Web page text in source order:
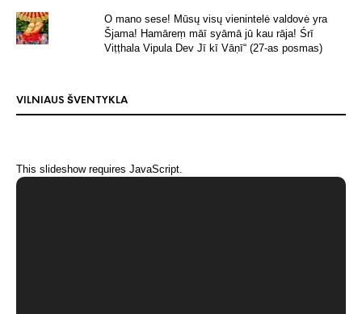
O mano sese! Mūsų visų vienintelė valdovė yra
Šjama! Hamāreṃ māī syāmā jū kau rāja! Śrī
Viṭṭhala Vipula Dev Jī kī Vāṇī“ (27-as posmas)
VILNIAUS ŠVENTYKLA
This slideshow requires JavaScript.